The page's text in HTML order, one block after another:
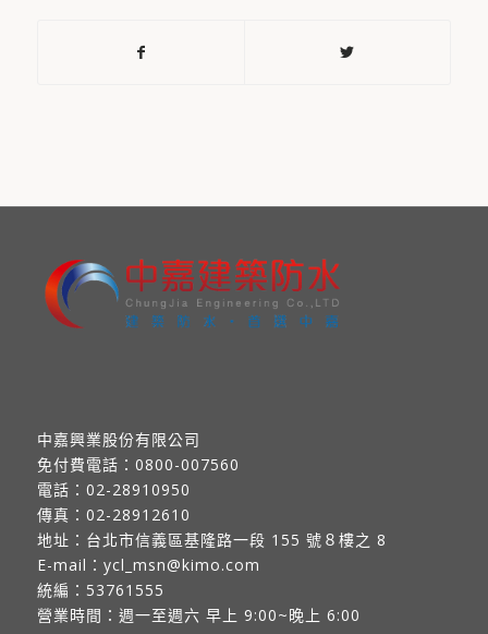
中嘉興業股份有限公司
免付費電話： 0800-007560
電話： 02-28910950
傳真： 02-28912610
地址： 台北市信義區基隆路一段 155 號８樓之 8
E-mail： ycl_msn@kimo.com
統編：53761555
營業時間：週一至週六 早上 9:00~晚上 6:00